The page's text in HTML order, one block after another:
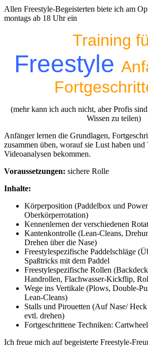
Allen Freestyle-Begeisterten biete ich am
montags ab 18 Uhr ein
Training
Freestyle
(mehr kann ich auch nicht, aber Profis
Wissen zu teilen)
Anfänger lernen die Grundlagen,
zusammen üben, worauf sie Lust haben
Videoanalysen bekommen.
Voraussetzungen: sichere Rolle
Inhalte:
Körperposition (Paddelbox und
Oberkörperrotation)
Kennenlernen der verschiedenen
Kantenkontrolle (Lean-Cleans,
Drehen über die Nase)
Freestylespezifische Paddelschläge
Spaßtricks mit dem Paddel
Freestylespezifische Rollen
Handrollen, Flachwasser-Kickflip,
Wege ins Vertikale (Plows, Double-
Lean-Cleans)
Stalls und Pirouetten (Auf Nase/
evtl. drehen)
Fortgeschrittene Techniken:
Ich freue mich auf begeisterte Freestyle-